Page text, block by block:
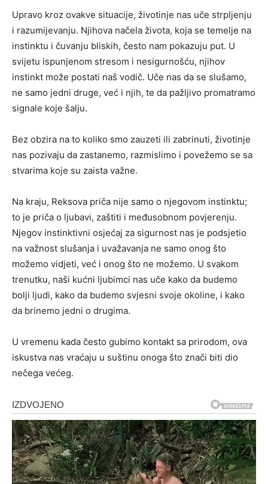
Upravo kroz ovakve situacije, životinje nas uče strpljenju
i razumijevanju. Njihova načela života, koja se temelje na
instinktu i čuvanju bliskih, često nam pokazuju put. U
svijetu ispunjenom stresom i nesigurnošću, njihov
instinkt može postati naš vodič. Uče nas da se slušamo,
ne samo jedni druge, već i njih, te da pažljivo promatramo
signale koje šalju.
Bez obzira na to koliko smo zauzeti ili zabrinuti, životinje
nas pozivaju da zastanemo, razmislimo i povežemo se sa
stvarima koje su zaista važne.
Na kraju, Reksova priča nije samo o njegovom instinktu;
to je priča o ljubavi, zaštiti i međusobnom povjerenju.
Njegov instinktivni osjećaj za sigurnost nas je podsjetio
na važnost slušanja i uvažavanja ne samo onog što
možemo vidjeti, već i onog što ne možemo. U svakom
trenutku, naši kućni ljubimci nas uče kako da budemo
bolji ljudi, kako da budemo svjesni svoje okoline, i kako
da brinemo jedni o drugima.
U vremenu kada često gubimo kontakt sa prirodom, ova
iskustva nas vraćaju u suštinu onoga što znači biti dio
nečega većeg.